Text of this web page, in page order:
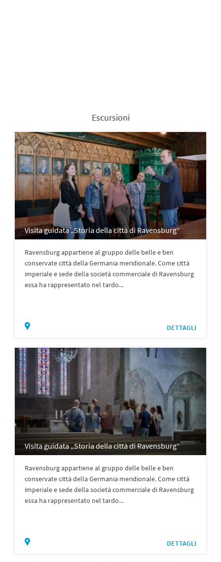
Escursioni
Visita guidata „Storia della città di Ravensburg“
Ravensburg appartiene al gruppo delle belle e ben
conservate città della Germania meridionale. Come città
imperiale e sede della società commerciale di Ravensburg
essa ha rappresentato nel tardo...
DETTAGLI
Visita guidata „Storia della città di Ravensburg“
Ravensburg appartiene al gruppo delle belle e ben
conservate città della Germania meridionale. Come città
imperiale e sede della società commerciale di Ravensburg
essa ha rappresentato nel tardo...
DETTAGLI